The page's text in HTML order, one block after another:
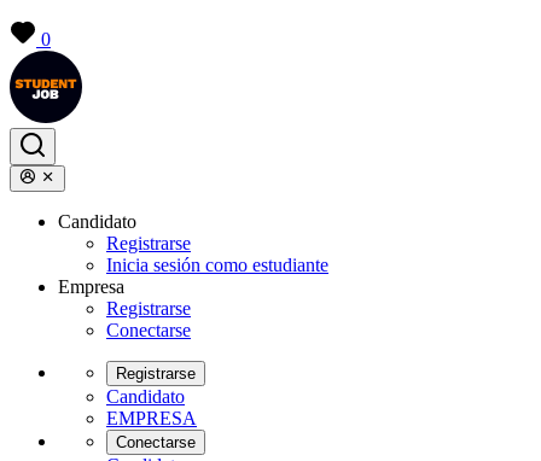
0
Candidato
Registrarse
Inicia sesión como estudiante
Empresa
Registrarse
Conectarse
Registrarse
Candidato
EMPRESA
Conectarse